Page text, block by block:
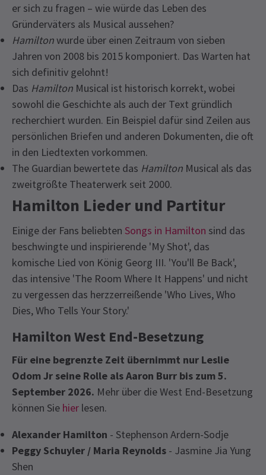
er sich zu fragen – wie würde das Leben des
Gründerväters als Musical aussehen?
Hamiltonwurde über einen Zeitraum von sieben
Jahren von 2008 bis 2015 komponiert. Das Warten hat
sich definitiv gelohnt!
Das Hamilton Musical ist historisch korrekt, wobei
sowohl die Geschichte als auch der Text gründlich
recherchiert wurden. Ein Beispiel dafür sind Zeilen aus
persönlichen Briefen und anderen Dokumenten, die oft
in den Liedtexten vorkommen.
The Guardian bewertete das Hamilton Musical als das
zweitgrößte Theaterwerk seit 2000.
Hamilton Lieder und Partitur
Einige der Fans beliebten Songs in Hamilton sind das
beschwingte und inspirierende 'My Shot', das
komische Lied von König Georg III. 'You'll Be Back',
das intensive 'The Room Where It Happens' und nicht
zu vergessen das herzzerreißende 'Who Lives, Who
Dies, Who Tells Your Story.'
Hamilton West End-Besetzung
Für eine begrenzte Zeit übernimmt nur Leslie
Odom Jr seine Rolle als Aaron Burr bis zum 5.
September 2026. Mehr über die West End-Besetzung
können Sie hier lesen.
Alexander Hamilton - Stephenson Ardern-Sodje
Peggy Schuyler / Maria Reynolds - Jasmine Jia Yung
Shen